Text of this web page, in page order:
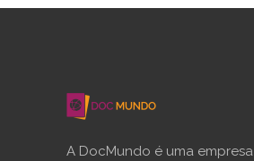
A DocMundo é uma empresa